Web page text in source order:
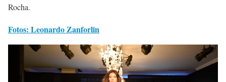
Rocha.
Fotos: Leonardo Zanforlin